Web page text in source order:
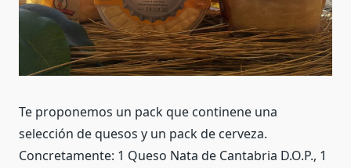
Te proponemos un pack que continene una
selección de quesos y un pack de cerveza.
Concretamente: 1 Queso Nata de Cantabria D.O.P., 1